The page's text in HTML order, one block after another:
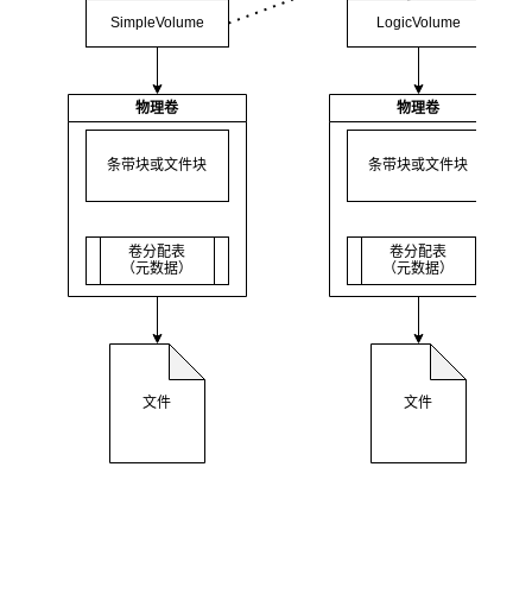
SimpleVolume LogicVolume
文件
物理卷
卷分配表
（元数据）
条带块或文件块
文件
物理卷
卷分配表
（元数据）
条带块或文件块